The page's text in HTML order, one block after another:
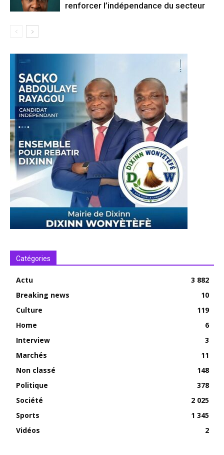
renforcer l’indépendance du secteur
Catégories
Actu
3 882
Breaking news
10
Culture
119
Home
6
Interview
3
Marchés
11
Non classé
148
Politique
378
Société
2 025
Sports
1 345
Vidéos
2